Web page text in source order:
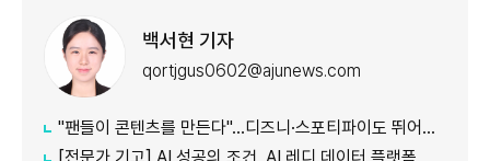
백서현 기자
qortjgus0602@ajunews.com
"팬들이 콘텐츠를 만든다"…디즈니·스포티파이도 뛰어든 '2차 창작'
[전문가 기고] AI 성공의 조건, AI 레디 데이터 플랫폼